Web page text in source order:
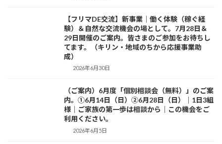
【フリマDE交流】新事業｜働く体験（稼ぐ経
験）＆自然な交流機会の場として。7月28日＆
29日開催のご案内。皆さまのご参加をお待ちし
てます。（キリン・地域のちから応援事業助
成）
2026年6月30日
（ご案内）6月度「個別相談会（無料）」のご案
内。①6月14日（日）②6月28日（日）｜1日3組
様｜ご家族の第一歩は相談から｜この機会をご
利用ください。
2026年6月5日